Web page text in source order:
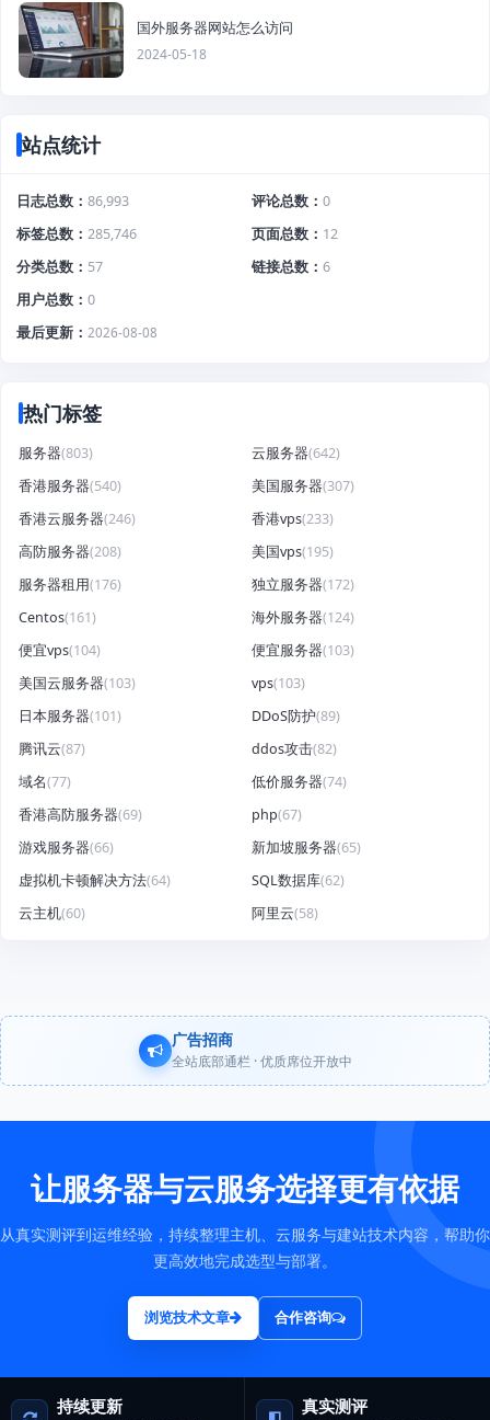
国外服务器网站怎么访问
2024-05-18
站点统计
日志总数 86,993 评论总数
0
标签总数
285,746 页面总数
12
分类总数
57 链接总数
6
用户总数
0
最后更新
2026-08-08
热门标签
服务器(803) 云服务器(642)
香港服务器(540) 美国服务器(307)
香港云服务器(246) 香港vps(233)
高防服务器(208) 美国vps(195)
服务器租用(176) 独立服务器(172)
Centos(161) 海外服务器(124)
便宜vps(104) 便宜服务器(103)
美国云服务器(103) vps(103)
日本服务器(101) DDoS防护(89)
腾讯云(87) ddos攻击(82)
域名(77) 低价服务器(74)
香港高防服务器(69) php(67)
游戏服务器(66) 新加坡服务器(65)
虚拟机卡顿解决方法(64) SQL数据库(62)
云主机(60) 阿里云(58)
广告招商
全站底部通栏 · 优质席位开放中
让服务器与云服务选择更有依据
从真实测评到运维经验，持续整理主机、云服务与建站技术内容，帮助你
更高效地完成选型与部署。
浏览技术文章 合作咨询
持续更新 真实测评